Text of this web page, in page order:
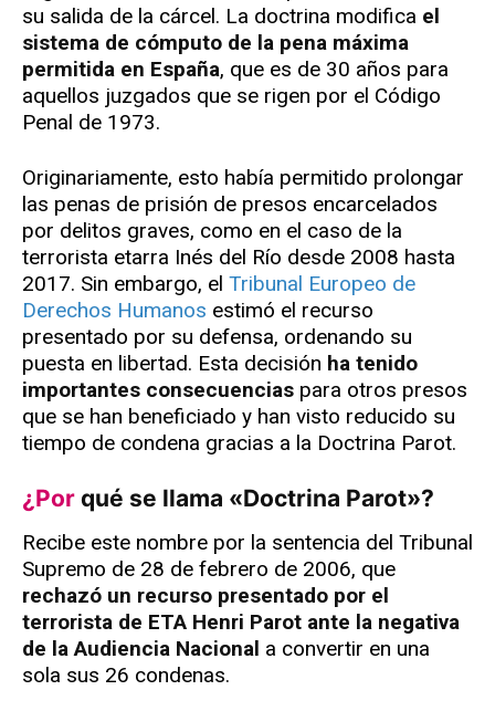
su salida de la cárcel. La doctrina modifica el
sistema de cómputo de la pena máxima
permitida en España, que es de 30 años para
aquellos juzgados que se rigen por el Código
Penal de 1973.
Originariamente, esto había permitido prolongar
las penas de prisión de presos encarcelados
por delitos graves, como en el caso de la
terrorista etarra Inés del Río desde 2008 hasta
2017. Sin embargo, el Tribunal Europeo de
Derechos Humanos estimó el recurso
presentado por su defensa, ordenando su
puesta en libertad. Esta decisión ha tenido
importantes consecuencias para otros presos
que se han beneficiado y han visto reducido su
tiempo de condena gracias a la Doctrina Parot.
¿Por qué se llama «Doctrina Parot»?
Recibe este nombre por la sentencia del Tribunal
Supremo de 28 de febrero de 2006, que
rechazó un recurso presentado por el
terrorista de ETA Henri Parot ante la negativa
de la Audiencia Nacional a convertir en una
sola sus 26 condenas.